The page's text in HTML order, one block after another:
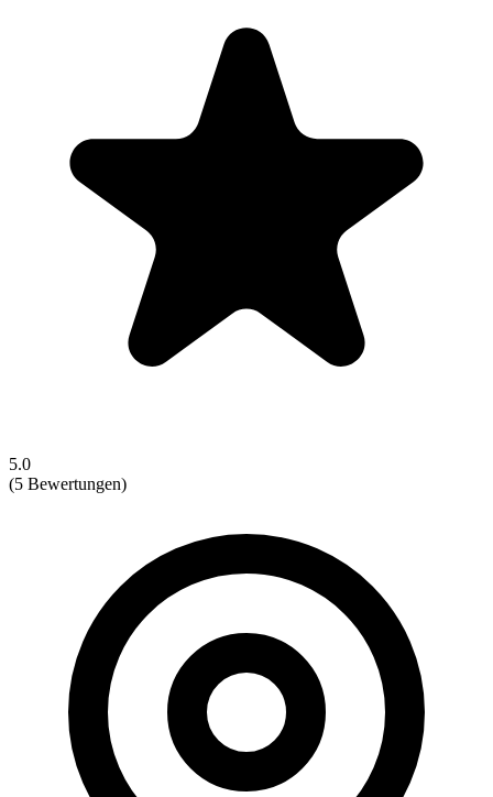
5.0
(5 Bewertungen)